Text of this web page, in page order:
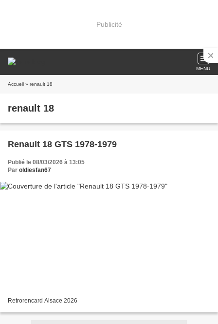
Publicité
MENU
Accueil » renault 18
renault 18
Renault 18 GTS 1978-1979
Publié le 08/03/2026 à 13:05
Par oldiesfan67
Retrorencard Alsace 2026